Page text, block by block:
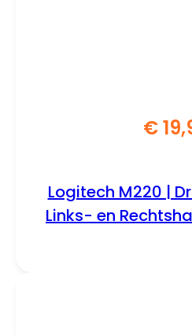
€
Logitech M220 |
Links- en